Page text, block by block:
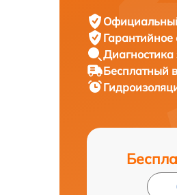
Диагностика
Бесплатный